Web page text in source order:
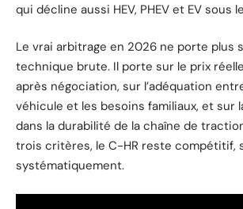
qui décline aussi HEV, PHEV et EV sous
Le vrai arbitrage en 2026 ne porte plus
technique brute. Il porte sur le prix
après négociation, sur l’adéquation
véhicule et les besoins familiaux, et sur
dans la durabilité de la chaîne de
trois critères, le C-HR reste compétitif,
systématiquement.